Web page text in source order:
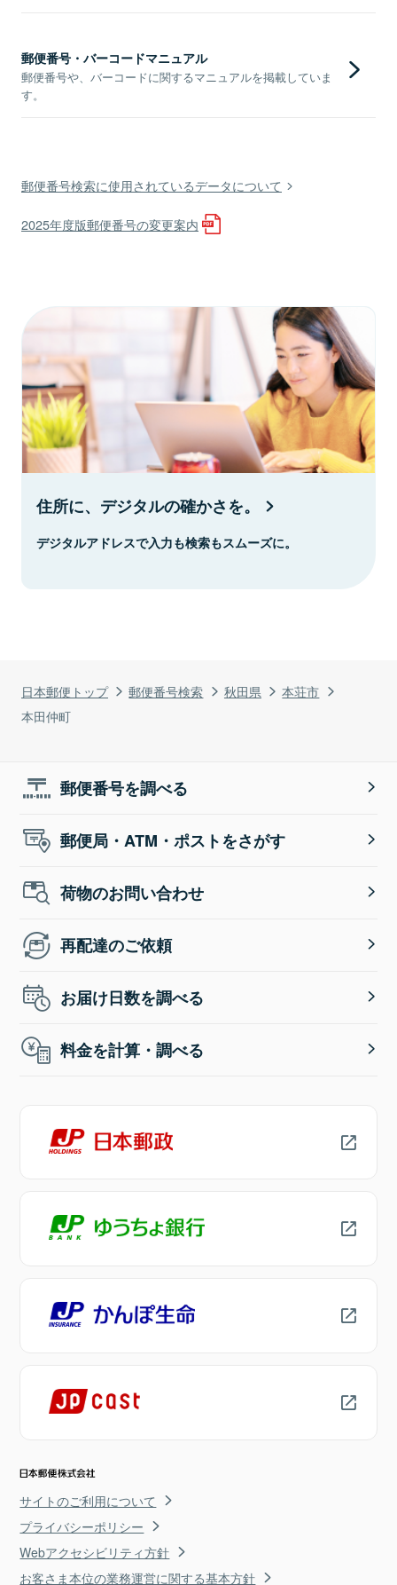
日本郵便トップ 郵便番号検索 秋田県
本荘市
本田仲町
郵便番号・バーコードマニュアル
郵便番号や、バーコードに関するマニュアルを掲載していま
す。
郵便番号検索に使用されているデータについて
2025年度版郵便番号の変更案内
住所に、デジタルの確かさを。
デジタルアドレスで入力も検索もスムーズに。
郵便番号を調べる
郵便局・ATM・ポストをさがす
荷物のお問い合わせ
再配達のご依頼
お届け日数を調べる
料金を計算・調べる
サイトのご利用について
プライバシーポリシー
Webアクセシビリティ方針
お客さま本位の業務運営に関する基本方針